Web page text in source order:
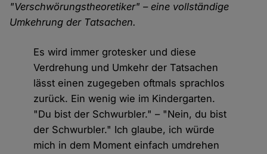
"Verschwörungstheoretiker" – eine vollständige
Umkehrung der Tatsachen.
Es wird immer grotesker und diese
Verdrehung und Umkehr der Tatsachen
lässt einen zugegeben oftmals sprachlos
zurück. Ein wenig wie im Kindergarten.
"Du bist der Schwurbler." – "Nein, du bist
der Schwurbler." Ich glaube, ich würde
mich in dem Moment einfach umdrehen